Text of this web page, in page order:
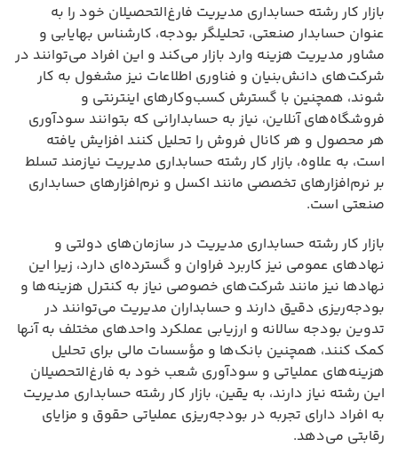
بازار کار رشته حسابداری مدیریت فارغ‌التحصیلان خود را به
عنوان حسابدار صنعتی، تحلیلگر بودجه، کارشناس بهایابی و
مشاور مدیریت هزینه وارد بازار می‌کند و این افراد می‌توانند در
شرکت‌های دانش‌بنیان و فناوری اطلاعات نیز مشغول به کار
شوند، همچنین با گسترش کسب‌وکارهای اینترنتی و
فروشگاه‌های آنلاین، نیاز به حسابدارانی که بتوانند سودآوری
هر محصول و هر کانال فروش را تحلیل کنند افزایش یافته
است، به علاوه، بازار کار رشته حسابداری مدیریت نیازمند تسلط
بر نرم‌افزارهای تخصصی مانند اکسل و نرم‌افزارهای حسابداری
صنعتی است.
بازار کار رشته حسابداری مدیریت در سازمان‌های دولتی و
نهادهای عمومی نیز کاربرد فراوان و گسترده‌ای دارد، زیرا این
نهادها نیز مانند شرکت‌های خصوصی نیاز به کنترل هزینه‌ها و
بودجه‌ریزی دقیق دارند و حسابداران مدیریت می‌توانند در
تدوین بودجه سالانه و ارزیابی عملکرد واحدهای مختلف به آنها
کمک کنند، همچنین بانک‌ها و مؤسسات مالی برای تحلیل
هزینه‌های عملیاتی و سودآوری شعب خود به فارغ‌التحصیلان
این رشته نیاز دارند، به یقین، بازار کار رشته حسابداری مدیریت
به افراد دارای تجربه در بودجه‌ریزی عملیاتی حقوق و مزایای
رقابتی می‌دهد.